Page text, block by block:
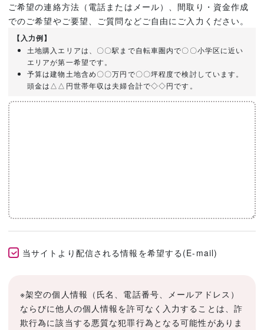
ご希望の連絡方法（電話またはメール）、間取り・資金作成
でのご希望やご要望、ご質問などご自由にご入力ください。
【入力例】
土地購入エリアは、〇〇駅まで自転車圏内で〇〇小学区に近い
エリアが第一希望です。
予算は建物土地含め〇〇万円で〇〇坪程度で検討しています。
頭金は△△円世帯年収は夫婦合計で◇◇円です。
当サイトより配信される情報を希望する(E-mail)
※架空の個人情報（氏名、電話番号、メールアドレス）
ならびに他人の個人情報を許可なく入力することは、詐
欺行為に該当する悪質な犯罪行為となる可能性がありま